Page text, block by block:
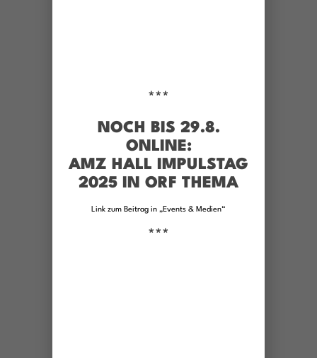
***
NOCH BIS 29.8.
ONLINE:
AMZ HALL IMPULSTAG
2025 IN ORF THEMA
Link zum Beitrag in „Events & Medien“
***